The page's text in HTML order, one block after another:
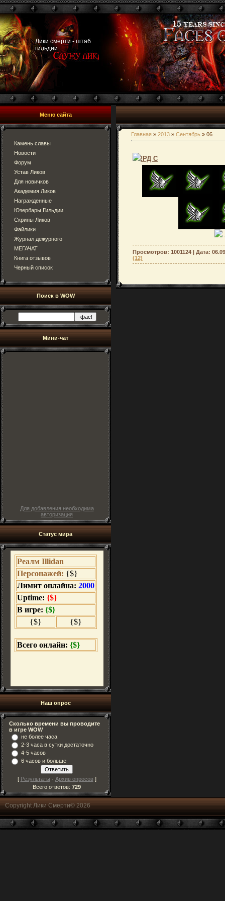
Лики смерти - штаб
гильдии
Меню сайта
Камень славы
Новости
Форум
Устав Ликов
Для новичков
Академия Ликов
Награжденные
Юзербары Гильдии
Скрины Ликов
Файлики
Журнал дежурного
МЕГАЧАТ
Книга отзывов
Черный список
Поиск в WOW
Мини-чат
Для добавления необходима
авторизация
Статус мира
Наш опрос
Сколько времени вы проводите
в игре WOW
не более часа
2-3 часа в сутки достаточно
4-5 часов
6 часов и больше
[ Результаты · Архив опросов ]
Всего ответов: 729
Главная » 2013 » Сентябрь » 06
!РД С
Просмотров: 1001124 | Дата:
(12)
Copyright Лики Смерти© 2026